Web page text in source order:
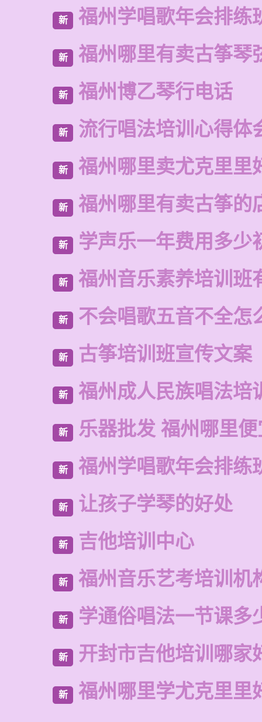
新 福州学唱歌年会排练
新 福州哪里有卖古筝琴
新 福州博乙琴行电话
新 流行唱法培训心得体
新 福州哪里卖尤克里里
新 福州哪里有卖古筝的
新 学声乐一年费用多少
新 福州音乐素养培训班
新 不会唱歌五音不全怎
新 古筝培训班宣传文案
新 福州成人民族唱法培
新 乐器批发 福州哪里
新 福州学唱歌年会排练
新 让孩子学琴的好处
新 吉他培训中心
新 福州音乐艺考培训机
新 学通俗唱法一节课多
新 开封市吉他培训哪家
新 福州哪里学尤克里里